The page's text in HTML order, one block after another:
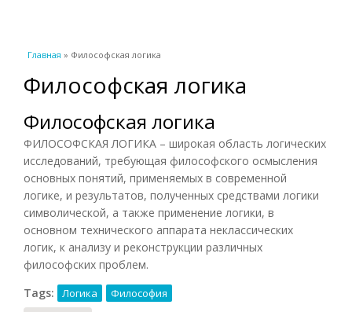
Вы здесь
Главная » Философская логика
Философская логика
Философская логика
ФИЛОСОФСКАЯ ЛОГИКА – широкая область логических
исследований, требующая философского осмысления
основных понятий, применяемых в современной
логике, и результатов, полученных средствами логики
символической, а также применение логики, в
основном технического аппарата неклассических
логик, к анализу и реконструкции различных
философских проблем.
Tags:
Логика Философия